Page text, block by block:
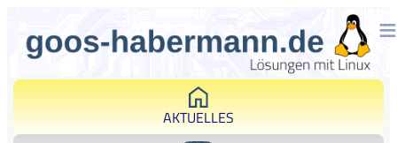
AKTUELLES